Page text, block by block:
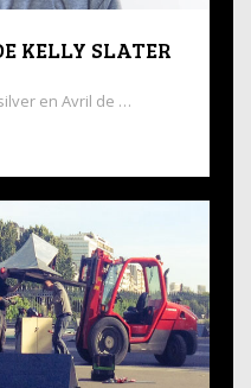
KELLY SLATER
en Avril de …